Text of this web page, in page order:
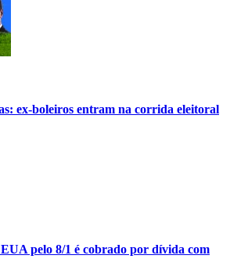
ex-boleiros entram na corrida eleitoral
pelo 8/1 é cobrado por dívida com